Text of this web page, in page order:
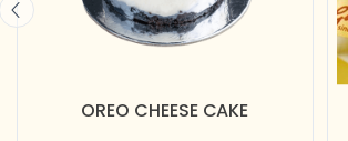
OREO CHEESE CAKE